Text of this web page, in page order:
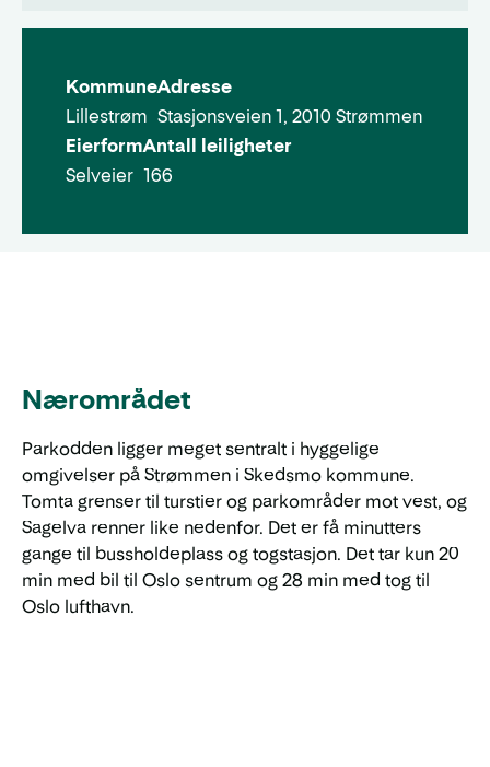
Kommune
Lillestrøm
Adresse
Stasjonsveien 1, 2010 Strømmen
Eierform
Selveier
Antall leiligheter
166
Nærområdet
Parkodden ligger meget sentralt i hyggelige
omgivelser på Strømmen i Skedsmo kommune.
Tomta grenser til turstier og parkområder mot vest, og
Sagelva renner like nedenfor. Det er få minutters
gange til bussholdeplass og togstasjon. Det tar kun 20
min med bil til Oslo sentrum og 28 min med tog til
Oslo lufthavn.